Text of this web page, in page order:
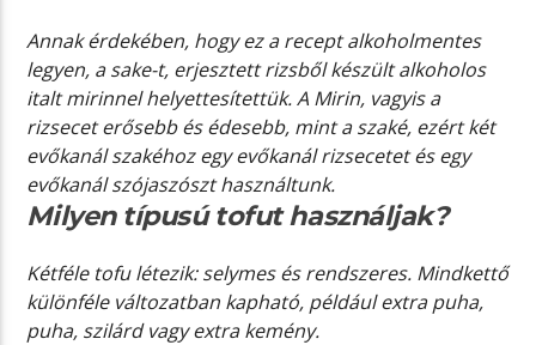
Annak érdekében, hogy ez a recept alkoholmentes
legyen, a sake-t, erjesztett rizsből készült alkoholos
italt mirinnel helyettesítettük. A Mirin, vagyis a
rizsecet erősebb és édesebb, mint a szaké, ezért két
evőkanál szakéhoz egy evőkanál rizsecetet és egy
evőkanál szójaszószt használtunk.
Milyen típusú tofut használjak?
Kétféle tofu létezik: selymes és rendszeres. Mindkettő
különféle változatban kapható, például extra puha,
puha, szilárd vagy extra kemény.